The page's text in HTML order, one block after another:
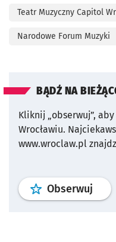
Teatr Muzyczny Capitol
Narodowe Forum Muzyki
BĄDŹ NA
Kliknij „obserwuj”,
Wrocławiu.
www.wroclaw.pl
Obserwuj profil